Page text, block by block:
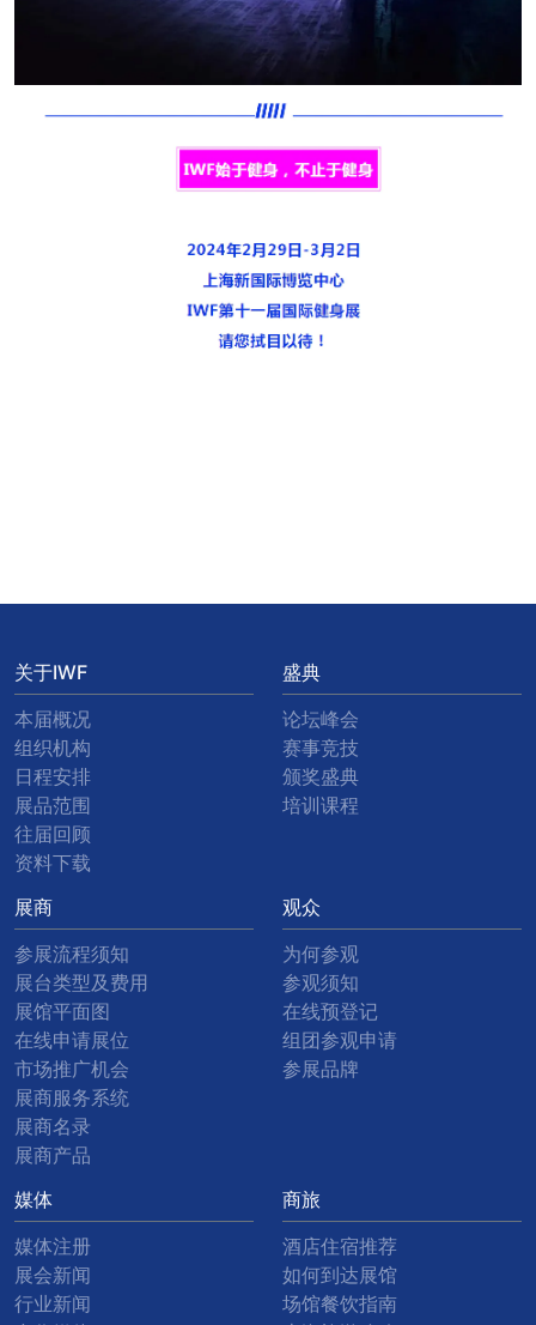
关于IWF
本届概况
组织机构
日程安排
展品范围
往届回顾
资料下载
盛典
论坛峰会
赛事竞技
颁奖盛典
培训课程
展商
参展流程须知
展台类型及费用
展馆平面图
在线申请展位
市场推广机会
展商服务系统
展商名录
展商产品
观众
为何参观
参观须知
在线预登记
组团参观申请
参展品牌
媒体
媒体注册
展会新闻
行业新闻
商旅
酒店住宿推荐
如何到达展馆
场馆餐饮指南